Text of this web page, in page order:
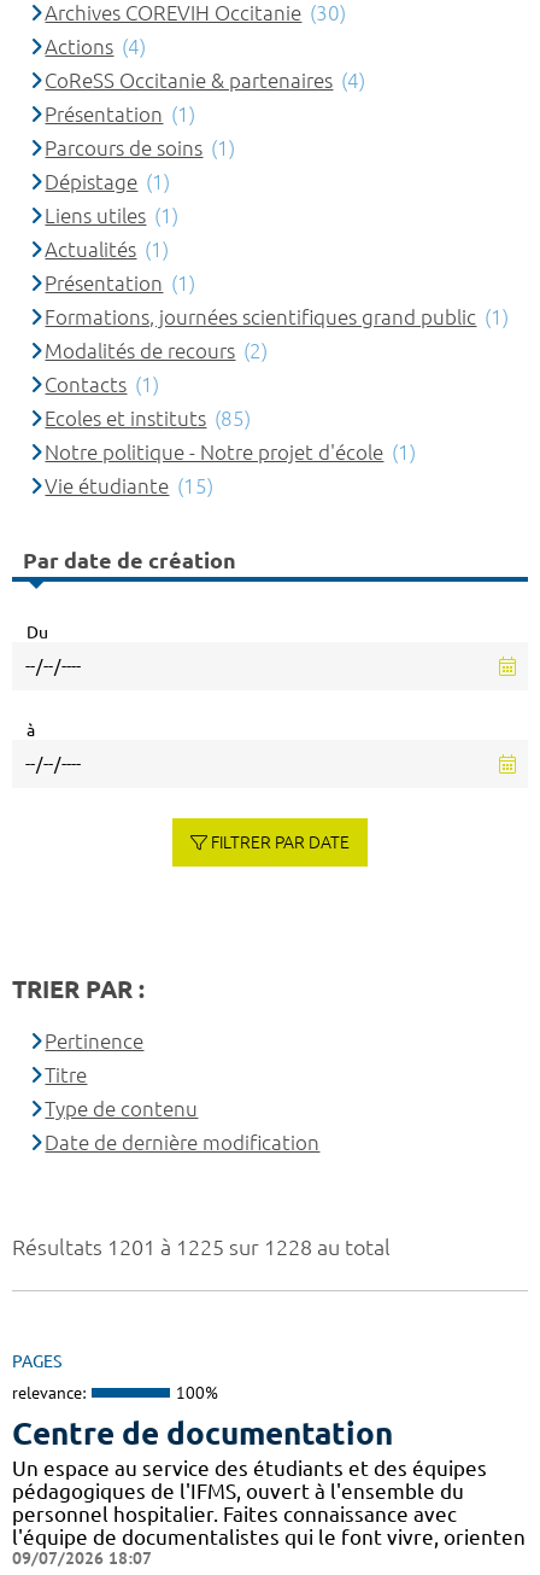
Résultats 1201 à 1225 sur 1228 au total
PAGES
relevance: 100%
Centre de documentation
Un espace au service des étudiants et des équipes
pédagogiques de l'IFMS, ouvert à l'ensemble du
personnel hospitalier. Faites connaissance avec
l'équipe de documentalistes qui le font vivre, orienten
09/07/2026 18:07
Archives COREVIH Occitanie (30)
Actions (4)
CoReSS Occitanie & partenaires (4)
Présentation (1)
Parcours de soins (1)
Dépistage (1)
Liens utiles (1)
Actualités (1)
Présentation (1)
Formations, journées scientifiques grand public (1)
Modalités de recours (2)
Contacts (1)
Ecoles et instituts (85)
Notre politique - Notre projet d'école (1)
Vie étudiante (15)
Par date de création
Du
à
FILTRER PAR DATE
TRIER PAR :
Pertinence
Titre
Type de contenu
Date de dernière modification